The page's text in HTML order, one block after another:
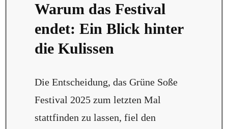
Warum das Festival
endet: Ein Blick hinter
die Kulissen
Die Entscheidung, das Grüne Soße
Festival 2025 zum letzten Mal
stattfinden zu lassen, fiel den